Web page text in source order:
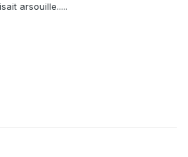
arsouille.....